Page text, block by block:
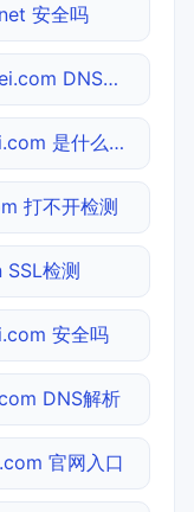
安全吗
huawei.com DNS解析
bilibili.com 是什么网站
打不开检测
SSL检测
安全吗
DNS解析
官网入口